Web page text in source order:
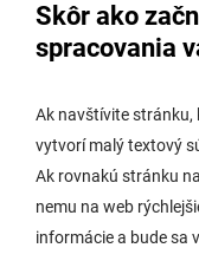
Skôr ako
spracovania
Ak navštívite stránku,
vytvorí malý textový
Ak rovnakú stránku
nemu na web
informácie a bude sa
Úradná tabuľa
Potrebujem
Samospráva